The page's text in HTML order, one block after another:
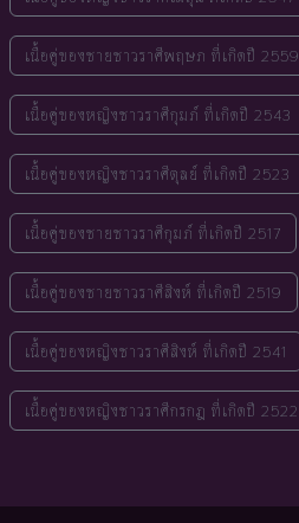
เนื้อคู่ของชายชาวราศีพฤษภ ที่เกิดปี 2559
เนื้อคู่ของหญิงชาวราศีกุมภ์ ที่เกิดปี 2543
เนื้อคู่ของหญิงชาวราศีตุลย์ ที่เกิดปี 2523
เนื้อคู่ของชายชาวราศีกุมภ์ ที่เกิดปี 2517
เนื้อคู่ของชายชาวราศีสิงห์ ที่เกิดปี 2519
เนื้อคู่ของหญิงชาวราศีสิงห์ ที่เกิดปี 2541
เนื้อคู่ของหญิงชาวราศีกรกฎ ที่เกิดปี 2522